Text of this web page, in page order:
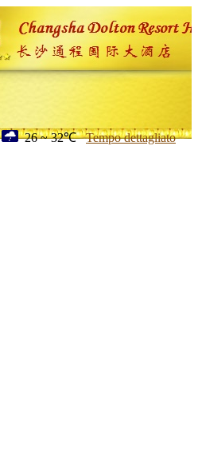
26 ~ 32℃ Tempo dettagliato